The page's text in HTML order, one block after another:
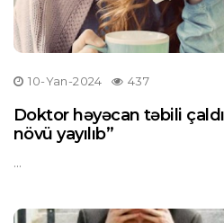
10-Yan-2024 437
Doktor həyəcan təbili
növü yayılıb”
...